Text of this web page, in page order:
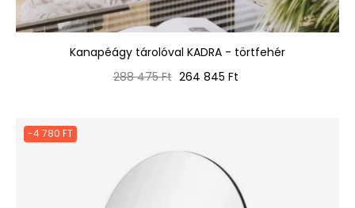
Kanapéágy tárolóval KADRA - törtfehér
Normál
288 475 Ft Ár
264 845 Ft
-4 780 FT